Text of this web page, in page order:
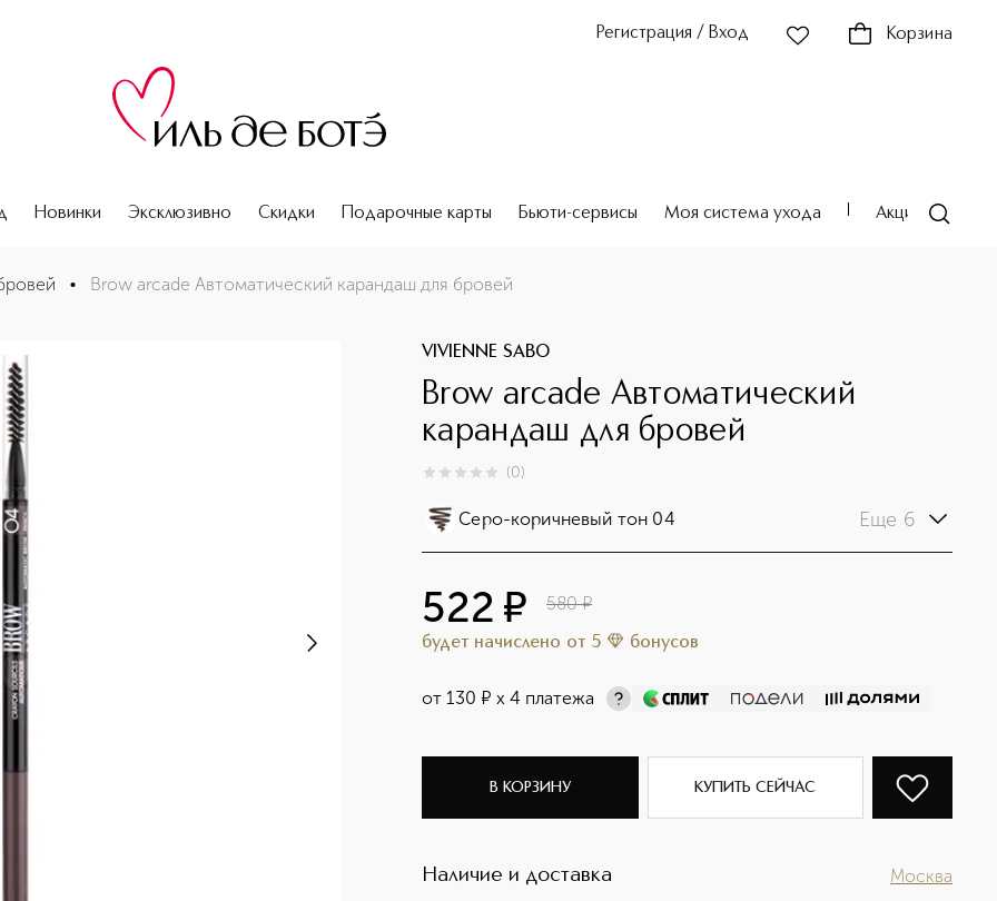
Регистрация / Вход Корзина
Новинки Эксклюзивно Скидки Подарочные карты Бьюти-сервисы Моя система ухода Акции
• Brow arcade Автоматический карандаш для бровей
VIVIENNE SABO
Brow arcade Автоматический
карандаш для бровей
0из 0 (0)
Серо-коричневый тон 04 Еще 6
522 ¤ 580 ¤
будет начислено от 5 бонусов
от 130 ¤ х 4 платежа
В КОРЗИНУ КУПИТЬ СЕЙЧАС
Наличие и доставка Москва